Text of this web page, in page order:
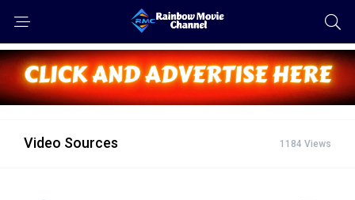
Video Sources 1184 Views